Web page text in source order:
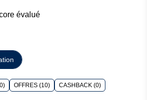
évalué
OFFRES (10) CASHBACK (0)